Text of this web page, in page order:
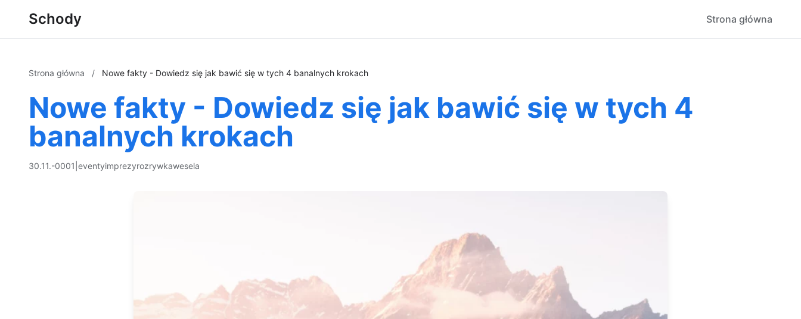
Schody Strona główna
Strona główna / Nowe fakty - Dowiedz się jak bawić się w tych 4 banalnych krokach
Nowe fakty - Dowiedz się jak bawić się w tych 4
banalnych krokach
30.11.-0001 eventyimprezyrozrywkawesela